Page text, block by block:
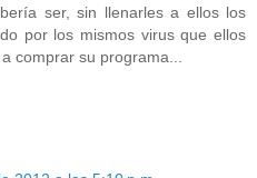
ser, sin llenarles a ellos los
por los mismos virus que ellos
comprar su programa...